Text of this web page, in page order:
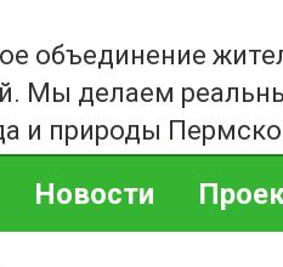
объединение
Мы делаем
и природы
Новости